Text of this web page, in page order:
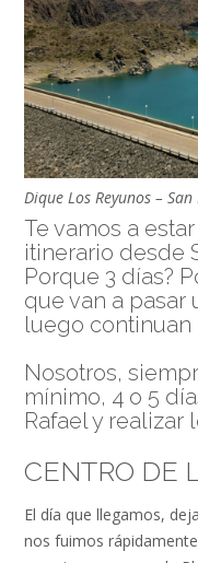
Dique Los Reyunos –
Te vamos a
itinerario desde
Porque 3 días?
que van a pasar
luego continuan
Nosotros,
mínimo, 4 o 5
Rafael y realizar
CENTRO DE
El día que llegamos,
nos fuimos